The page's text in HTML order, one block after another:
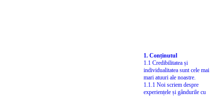
1. Conținutul
1.1 Credibilitatea și
individualitatea sunt cele mai
mari atuuri ale noastre.
1.1.1 Noi scriem despre